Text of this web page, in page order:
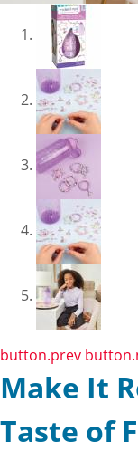
button.prev
Make It
Taste of